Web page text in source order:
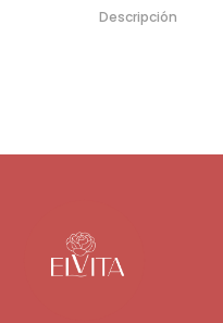
Descripción